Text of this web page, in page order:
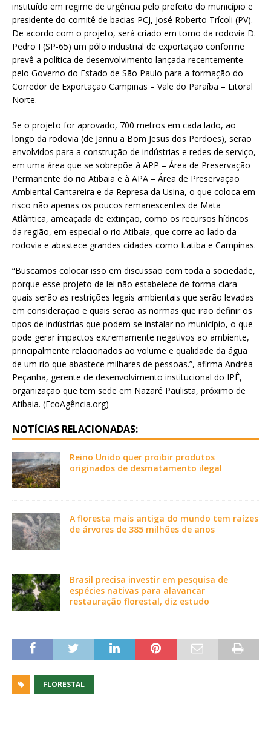
instituído em regime de urgência pelo prefeito do município e
presidente do comitê de bacias PCJ, José Roberto Trícoli (PV).
De acordo com o projeto, será criado em torno da rodovia D.
Pedro I (SP-65) um pólo industrial de exportação conforme
prevê a política de desenvolvimento lançada recentemente
pelo Governo do Estado de São Paulo para a formação do
Corredor de Exportação Campinas – Vale do Paraíba – Litoral
Norte.
Se o projeto for aprovado, 700 metros em cada lado, ao
longo da rodovia (de Jarinu a Bom Jesus dos Perdões), serão
envolvidos para a construção de indústrias e redes de serviço,
em uma área que se sobrepõe à APP – Área de Preservação
Permanente do rio Atibaia e à APA – Área de Preservação
Ambiental Cantareira e da Represa da Usina, o que coloca em
risco não apenas os poucos remanescentes de Mata
Atlântica, ameaçada de extinção, como os recursos hídricos
da região, em especial o rio Atibaia, que corre ao lado da
rodovia e abastece grandes cidades como Itatiba e Campinas.
“Buscamos colocar isso em discussão com toda a sociedade,
porque esse projeto de lei não estabelece de forma clara
quais serão as restrições legais ambientais que serão levadas
em consideração e quais serão as normas que irão definir os
tipos de indústrias que podem se instalar no município, o que
pode gerar impactos extremamente negativos ao ambiente,
principalmente relacionados ao volume e qualidade da água
de um rio que abastece milhares de pessoas.”, afirma Andréa
Peçanha, gerente de desenvolvimento institucional do IPÊ,
organização que tem sede em Nazaré Paulista, próximo de
Atibaia. (EcoAgência.org)
NOTÍCIAS RELACIONADAS:
Reino Unido quer proibir produtos
originados de desmatamento ilegal
A floresta mais antiga do mundo tem raízes
de árvores de 385 milhões de anos
Brasil precisa investir em pesquisa de
espécies nativas para alavancar
restauração florestal, diz estudo
FLORESTAL